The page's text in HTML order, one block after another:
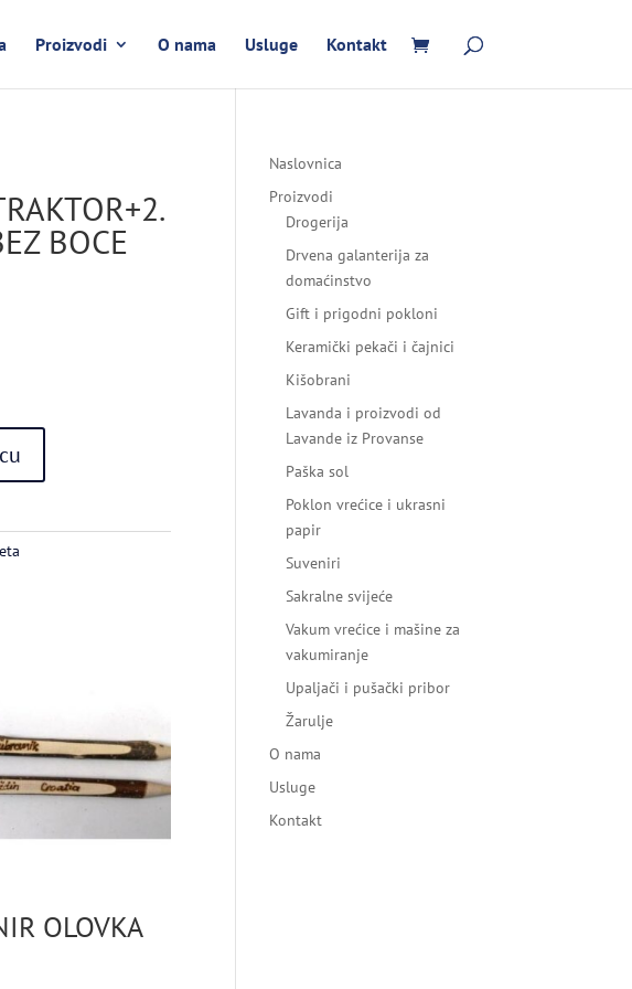
Proizvodi O nama Usluge Kontakt
BOCE
OLOVKA
Naslovnica
Proizvodi
Drogerija
Drvena galanterija za
domaćinstvo
Gift i prigodni pokloni
Keramički pekači i čajnici
Kišobrani
Lavanda i proizvodi od
Lavande iz Provanse
Paška sol
Poklon vrećice i ukrasni
papir
Suveniri
Sakralne svijeće
Vakum vrećice i mašine za
vakumiranje
Upaljači i pušački pribor
Žarulje
O nama
Usluge
Kontakt